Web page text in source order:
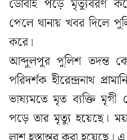
ডোবাই পড়ে মৃত্যুবরণ
পেলে থানায় খবর দিলে
করে।
আব্দুলপুর পুলিশ তদন্ত
পরিদর্শক হীরেন্দ্রনাথ
ভাষ্যমতে মৃত ব্যক্তি মৃগী
পড়ে তার মৃত্যু হয়েছে।